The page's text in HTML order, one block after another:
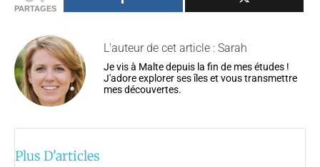
PARTAGES
L'auteur de cet article : Sarah
Je vis à Malte depuis la fin de mes études !
J'adore explorer ses îles et vous transmettre
mes découvertes.
Plus D'articles